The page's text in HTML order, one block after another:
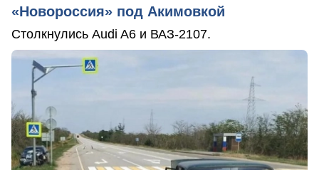
«Новороссия» под Акимовкой
Столкнулись Audi A6 и ВАЗ-2107.